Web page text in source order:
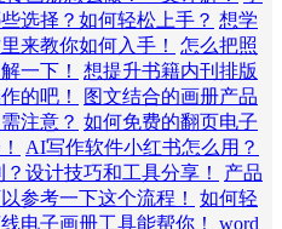
选择？如何轻松上手？ 想学
来教你如何入手！
怎么把照
一下！
想提升书籍内刊排版
的吧！
图文结合的画册产品
注意？ 如何免费的翻页电子
AI写作软件小红书怎么用？
设计技巧和工具分享！
产品
参考一下这个流程！
如何轻
电子画册工具能帮你！
word